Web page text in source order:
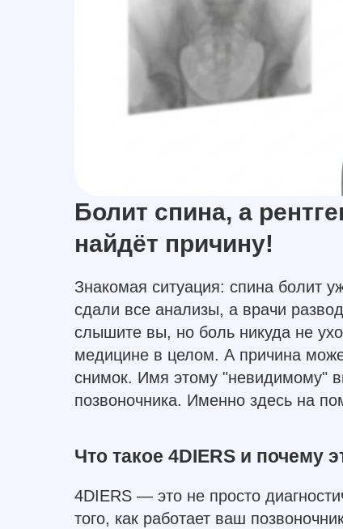
Болит спина, а
найдёт причину!
Знакомая ситуация: спина болит
сдали все анализы, а врачи
слышите вы, но боль никуда не
медицине в целом. А причина
снимок. Имя этому "невидимому"
позвоночника. Именно здесь на
Что такое 4DIERS и почему
4DIERS — это не просто
того, как работает ваш